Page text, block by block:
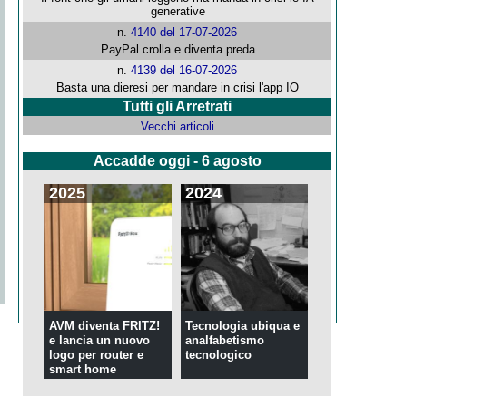
generative
n.4140 del 17-07-2026
PayPal crolla e diventa preda
n.4139 del 16-07-2026
Basta una dieresi per mandare in crisi l'app IO
Tutti gli Arretrati
Vecchi articoli
Accadde oggi - 6 agosto
2025
AVM diventa FRITZ!
e lancia un nuovo
logo per router e
smart home
2024
Tecnologia ubiqua e
analfabetismo
tecnologico